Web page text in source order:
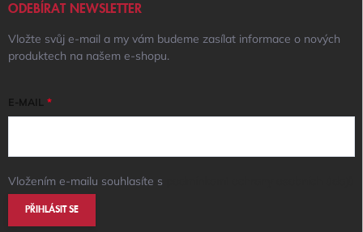
ODEBÍRAT NEWSLETTER
Vložte svůj e-mail a my vám budeme zasílat informace o nových
produktech na našem e-shopu.
E-MAIL
Vložením e-mailu souhlasíte s
PŘIHLÁSIT SE